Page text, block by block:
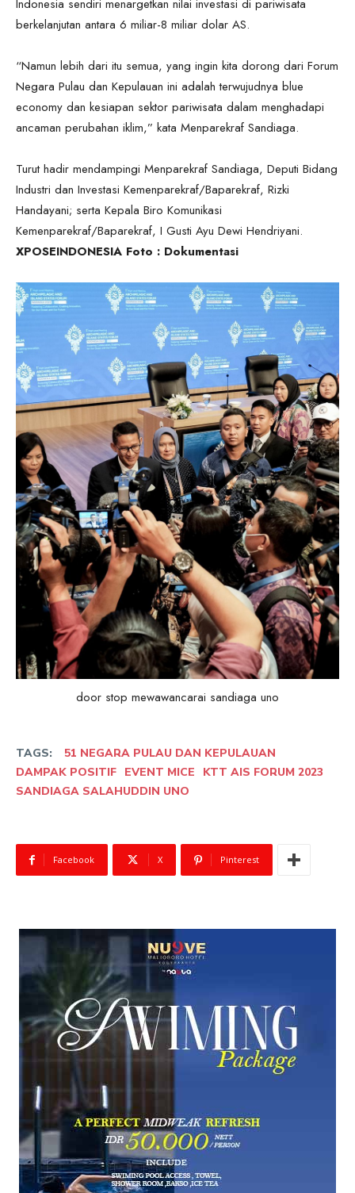
Indonesia sendiri menargetkan nilai investasi di pariwisata
berkelanjutan antara 6 miliar-8 miliar dolar AS.
“Namun lebih dari itu semua, yang ingin kita dorong dari Forum
Negara Pulau dan Kepulauan ini adalah terwujudnya blue
economy dan kesiapan sektor pariwisata dalam menghadapi
ancaman perubahan iklim,” kata Menparekraf Sandiaga.
Turut hadir mendampingi Menparekraf Sandiaga, Deputi Bidang
Industri dan Investasi Kemenparekraf/Baparekraf, Rizki
Handayani; serta Kepala Biro Komunikasi
Kemenparekraf/Baparekraf, I Gusti Ayu Dewi Hendriyani.
XPOSEINDONESIA Foto : Dokumentasi
door stop mewawancarai sandiaga uno
TAGS:
51 NEGARA PULAU DAN KEPULAUAN
DAMPAK POSITIF EVENT MICE
KTT AIS FORUM 2023
SANDIAGA SALAHUDDIN UNO
Facebook X Pinterest